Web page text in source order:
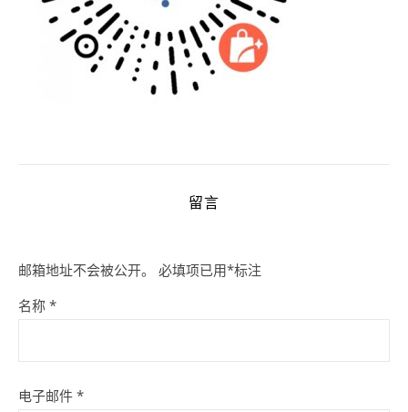
留言
邮箱地址不会被公开。 必填项已用*标注
名称 *
电子邮件 *